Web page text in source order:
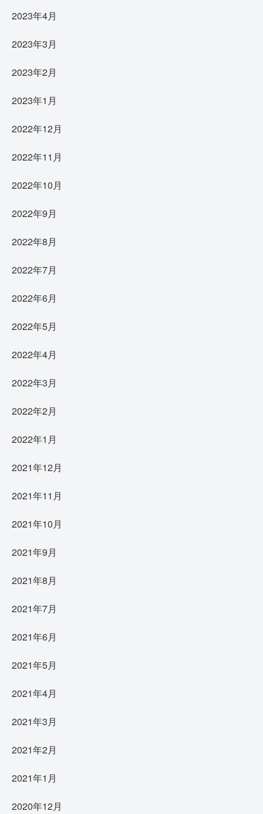
2023年4月
2023年3月
2023年2月
2023年1月
2022年12月
2022年11月
2022年10月
2022年9月
2022年8月
2022年7月
2022年6月
2022年5月
2022年4月
2022年3月
2022年2月
2022年1月
2021年12月
2021年11月
2021年10月
2021年9月
2021年8月
2021年7月
2021年6月
2021年5月
2021年4月
2021年3月
2021年2月
2021年1月
2020年12月